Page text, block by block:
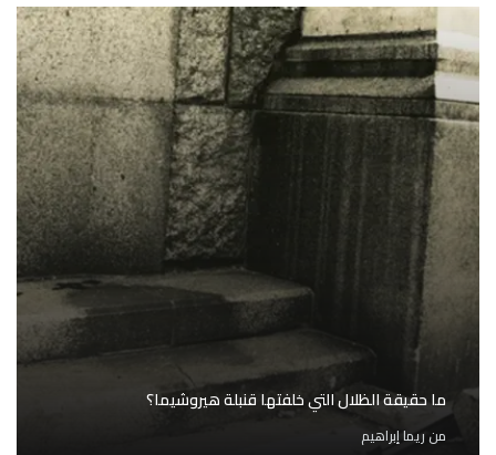
ما حقيقة الظلال التي خلفتها قنبلة هيروشيما؟
من ريما إبراهيم